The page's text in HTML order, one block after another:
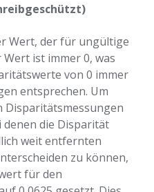
Wert, der für ungültige
ist immer 0, was
von 0 immer
entsprechen. Um
Disparitätsmessungen
denen die Disparität
weit entfernten
zu können,
für den